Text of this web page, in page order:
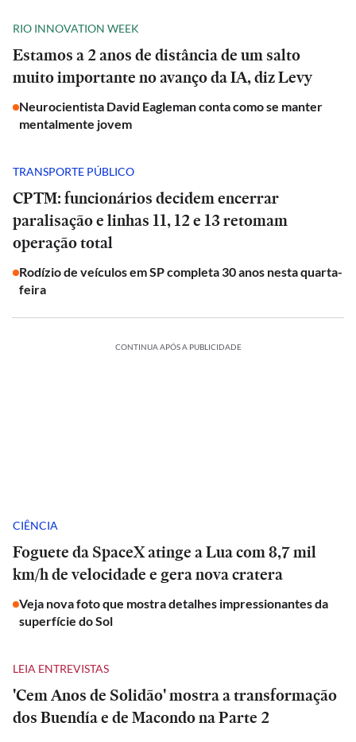
RIO INNOVATION WEEK
Estamos a 2 anos de distância de um salto
muito importante no avanço da IA, diz Levy
Neurocientista David Eagleman conta como se manter
mentalmente jovem
TRANSPORTE PÚBLICO
CPTM: funcionários decidem encerrar
paralisação e linhas 11, 12 e 13 retomam
operação total
Rodízio de veículos em SP completa 30 anos nesta quarta-
feira
CONTINUA APÓS A PUBLICIDADE
CIÊNCIA
Foguete da SpaceX atinge a Lua com 8,7 mil
km/h de velocidade e gera nova cratera
Veja nova foto que mostra detalhes impressionantes da
superfície do Sol
LEIA ENTREVISTAS
'Cem Anos de Solidão' mostra a transformação
dos Buendía e de Macondo na Parte 2